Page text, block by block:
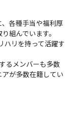
各種手当や福利厚
組んでいます。
リを持って活躍す
るメンバーも多数
が多数在籍してい